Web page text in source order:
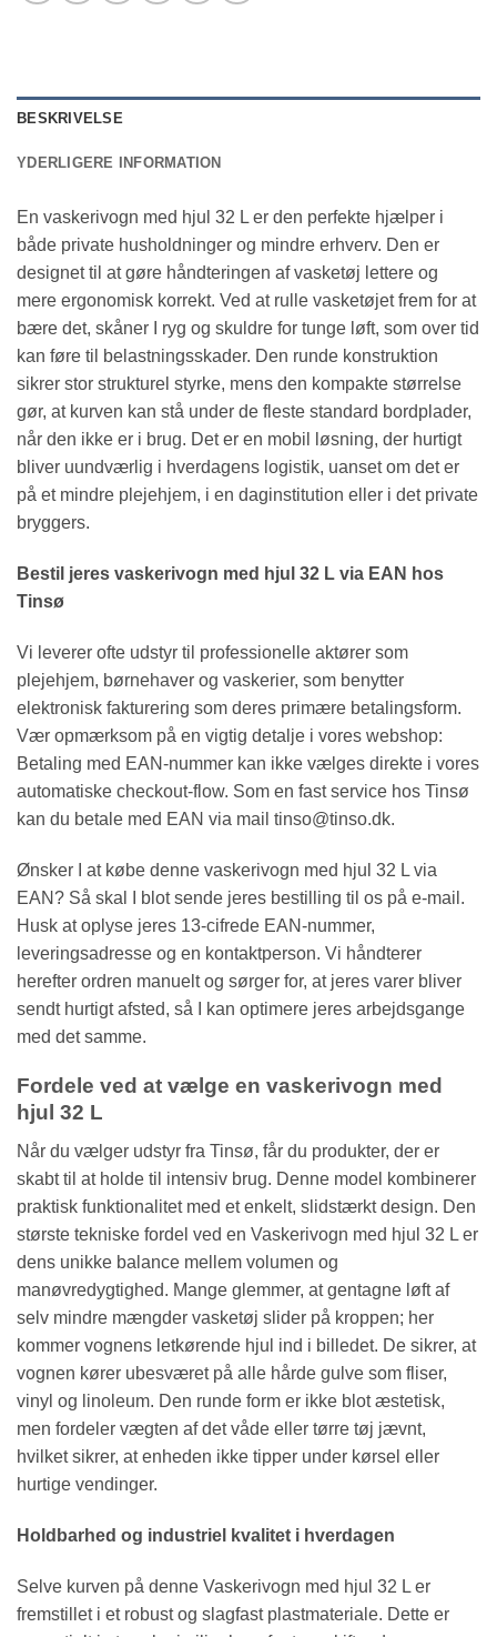
BESKRIVELSE
YDERLIGERE INFORMATION
En vaskerivogn med hjul 32 L er den perfekte hjælper i
både private husholdninger og mindre erhverv. Den er
designet til at gøre håndteringen af vasketøj lettere og
mere ergonomisk korrekt. Ved at rulle vasketøjet frem for at
bære det, skåner I ryg og skuldre for tunge løft, som over tid
kan føre til belastningsskader. Den runde konstruktion
sikrer stor strukturel styrke, mens den kompakte størrelse
gør, at kurven kan stå under de fleste standard bordplader,
når den ikke er i brug. Det er en mobil løsning, der hurtigt
bliver uundværlig i hverdagens logistik, uanset om det er
på et mindre plejehjem, i en daginstitution eller i det private
bryggers.
Bestil jeres vaskerivogn med hjul 32 L via EAN hos
Tinsø
Vi leverer ofte udstyr til professionelle aktører som
plejehjem, børnehaver og vaskerier, som benytter
elektronisk fakturering som deres primære betalingsform.
Vær opmærksom på en vigtig detalje i vores webshop:
Betaling med EAN-nummer kan ikke vælges direkte i vores
automatiske checkout-flow. Som en fast service hos Tinsø
kan du betale med EAN via mail tinso@tinso.dk.
Ønsker I at købe denne vaskerivogn med hjul 32 L via
EAN? Så skal I blot sende jeres bestilling til os på e-mail.
Husk at oplyse jeres 13-cifrede EAN-nummer,
leveringsadresse og en kontaktperson. Vi håndterer
herefter ordren manuelt og sørger for, at jeres varer bliver
sendt hurtigt afsted, så I kan optimere jeres arbejdsgange
med det samme.
Fordele ved at vælge en vaskerivogn med
hjul 32 L
Når du vælger udstyr fra Tinsø, får du produkter, der er
skabt til at holde til intensiv brug. Denne model kombinerer
praktisk funktionalitet med et enkelt, slidstærkt design. Den
største tekniske fordel ved en Vaskerivogn med hjul 32 L er
dens unikke balance mellem volumen og
manøvredygtighed. Mange glemmer, at gentagne løft af
selv mindre mængder vasketøj slider på kroppen; her
kommer vognens letkørende hjul ind i billedet. De sikrer, at
vognen kører ubesværet på alle hårde gulve som fliser,
vinyl og linoleum. Den runde form er ikke blot æstetisk,
men fordeler vægten af det våde eller tørre tøj jævnt,
hvilket sikrer, at enheden ikke tipper under kørsel eller
hurtige vendinger.
Holdbarhed og industriel kvalitet i hverdagen
Selve kurven på denne Vaskerivogn med hjul 32 L er
fremstillet i et robust og slagfast plastmateriale. Dette er